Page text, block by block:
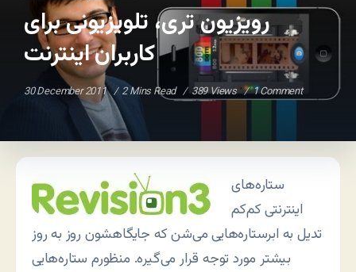
رویزیون تری، تلویزیونی برای
کاربران اینترنت
30 December 2011 2 Mins Read 389 Views 1 Comment
ستاره‌های
اینترنتی کم‌کم
تدیل به ابرستاره‌هایی می‌شن که جایگاهشون روز به روز
بیشتر مورد توجه قرار می‌گیره. منظورم ستاره‌هایی